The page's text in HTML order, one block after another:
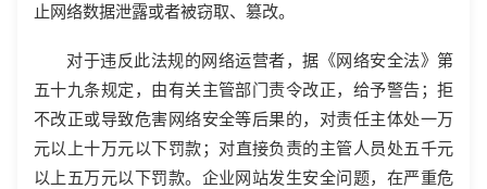
止网络数据泄露或者被窃取、篡改。
对于违反此法规的网络运营者，据《网络安全法》第
五十九条规定，由有关主管部门责令改正，给予警告；拒
不改正或导致危害网络安全等后果的，对责任主体处一万
元以上十万元以下罚款；对直接负责的主管人员处五千元
以上五万元以下罚款。企业网站发生安全问题，在严重危